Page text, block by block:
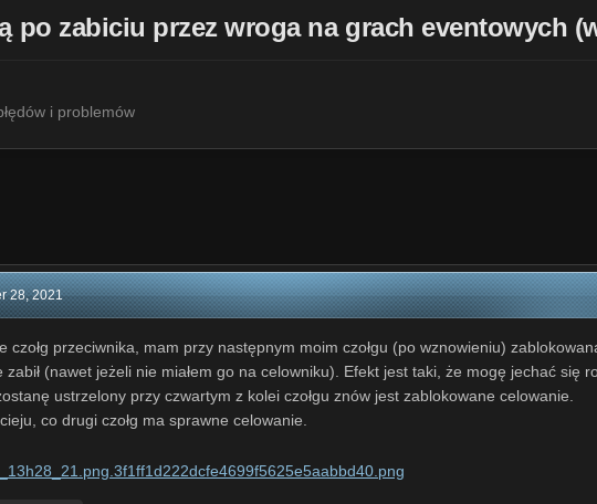
po zabiciu przez wroga na grach eventowych
i problemów
28, 2021
czołg przeciwnika, mam przy następnym moim czołgu (po wznowieniu)
(nawet jeżeli nie miałem go na celowniku). Efekt jest taki, że mogę jechać się
ustrzelony przy czwartym z kolei czołgu znów jest zablokowane celowanie.
co drugi czołg ma sprawne celowanie.